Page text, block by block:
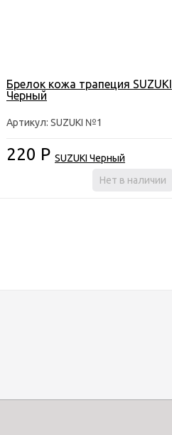
Брелок кожа трапеция SUZUKI
Черный
Артикул: SUZUKI №1
220 Р
Нет в наличии